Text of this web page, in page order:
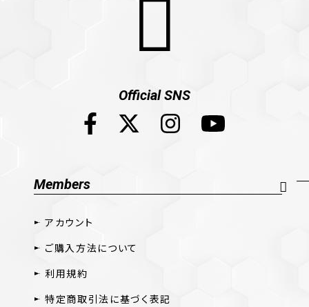
Official SNS
Members
アカウント
ご購入方法について
利用規約
特定商取引法に基づく表記